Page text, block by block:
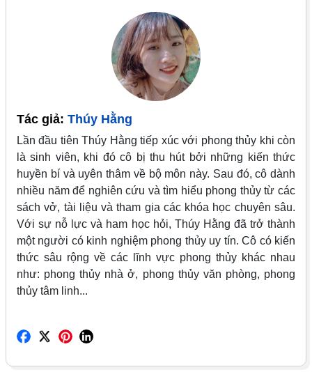
Tác giả: Thúy Hằng
Lần đầu tiên Thúy Hằng tiếp xúc với phong thủy khi còn
là sinh viên, khi đó cô bị thu hút bởi những kiến thức
huyền bí và uyên thâm về bộ môn này. Sau đó, cô dành
nhiều năm để nghiên cứu và tìm hiểu phong thủy từ các
sách vở, tài liệu và tham gia các khóa học chuyên sâu.
Với sự nỗ lực và ham học hỏi, Thúy Hằng đã trở thành
một người có kinh nghiệm phong thủy uy tín. Cô có kiến
thức sâu rộng về các lĩnh vực phong thủy khác nhau
như: phong thủy nhà ở, phong thủy văn phòng, phong
thủy tâm linh...